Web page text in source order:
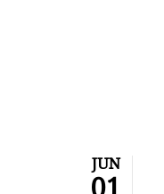
JUN